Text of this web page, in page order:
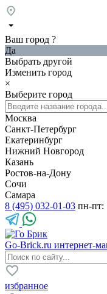
Ваш город ?
Да
Выбрать другой
Изменить город
×
Выберите город
Москва
Санкт-Петербург
Екатеринбург
Нижний Новгород
Казань
Ростов-на-Дону
Сочи
Самара
8 (495) 032-01-03 пн-пт:
Go-Brick.ru интернет-
избранное